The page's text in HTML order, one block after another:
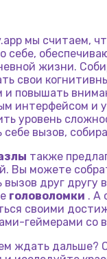
мы считаем,
себе,
жизни.
свои
и повышать
интерфейсом и
уровень
себе вызов,
также
Вы можете
вызов друг
головоломки . А
своими
геймерами со
ждать дальше?